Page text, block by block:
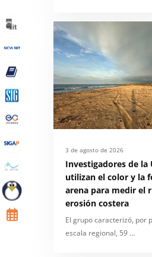
3 de agosto de 2026
Investigadores de la
utilizan el color y la
arena para medir el
erosión costera
El grupo caracterizó, por
escala regional, 59 …